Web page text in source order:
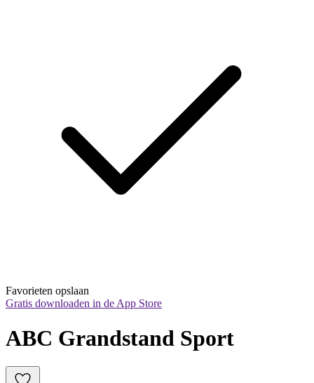
Favorieten opslaan
Gratis downloaden in de App Store
ABC Grandstand Sport